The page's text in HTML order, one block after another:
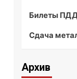
Билеты
Сдача
Архив